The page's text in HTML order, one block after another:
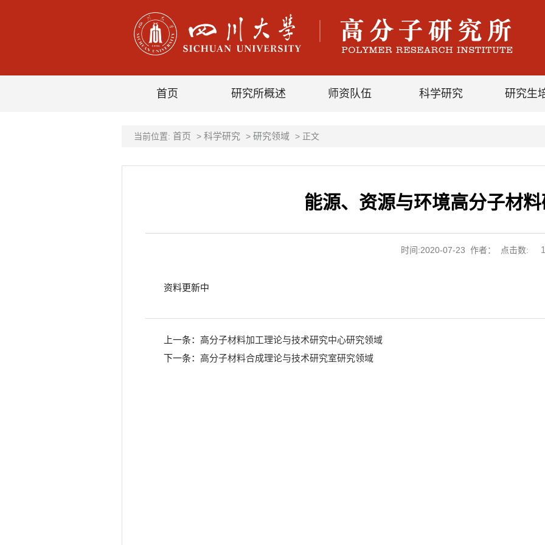
首页 研究所概述 师资队伍 科学研究 研究生
当前位置: 首页 > 科学研究 > 研究领域 > 正文
能源、资源与环境高分子材
时间:2020-07-23 作者： 点击数:
资料更新中
上一条： 高分子材料加工理论与技术研究中心研究领域
下一条： 高分子材料合成理论与技术研究室研究领域